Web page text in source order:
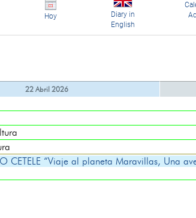
Hoy
Diary in
English
22 Abril 2026
CETELE “Viaje al planeta Maravillas, Una